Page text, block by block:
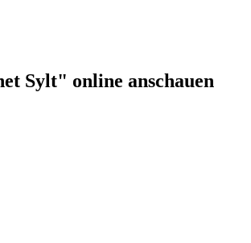
Sylt" online anschauen